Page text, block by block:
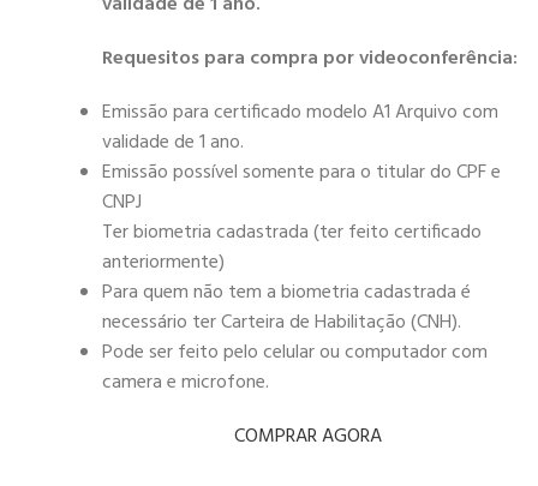
Requesitos para compra por videoconferência:
Emissão para certificado modelo A1 Arquivo com
validade de 1 ano.
Emissão possível somente para o titular do CPF e
CNPJ
Ter biometria cadastrada (ter feito certificado
anteriormente)
Para quem não tem a biometria cadastrada é
necessário ter Carteira de Habilitação (CNH).
Pode ser feito pelo celular ou computador com
camera e microfone.
COMPRAR AGORA